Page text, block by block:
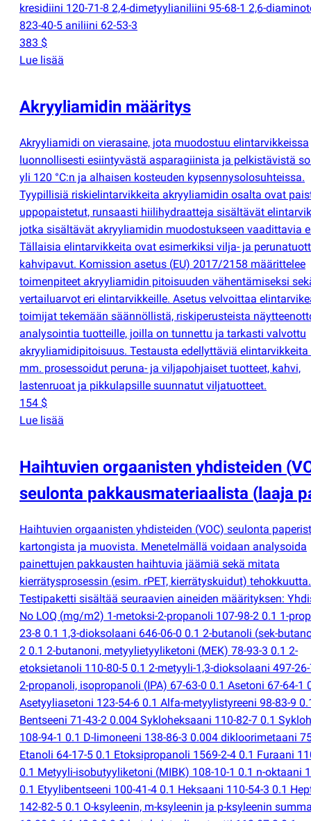
kresidiini 120-71-8 2,4-dimetyylianiliini 95-68-1 2,6-
823-40-5 aniliini 62-53-3
383 $
Lue lisää
Akryyliamidin määritys
Akryyliamidi on vierasaine, jota muodostuu elintarvikkeissa
luonnollisesti esiintyvästä asparagiinista ja pelkistävistä
yli 120 °C:n ja alhaisen kosteuden kypsennysolosuhteissa.
Tyypillisiä riskielintarvikkeita akryyliamidin osalta ovat
uppopaistetut, runsaasti hiilihydraatteja sisältävät
jotka sisältävät akryyliamidin muodostukseen vaadittavia
Tällaisia elintarvikkeita ovat esimerkiksi vilja- ja
kahvipavut. Komission asetus (EU) 2017/2158 määrittelee
toimenpiteet akryyliamidin pitoisuuden vähentämiseksi
vertailuarvot eri elintarvikkeille. Asetus velvoittaa
toimijat tekemään säännöllistä, riskiperusteista
analysointia tuotteille, joilla on tunnettu ja tarkasti valvottu
akryyliamidipitoisuus. Testausta edellyttäviä elintarvikkeita
mm. prosessoidut peruna- ja viljapohjaiset tuotteet, kahvi,
lastenruoat ja pikkulapsille suunnatut viljatuotteet.
154 $
Lue lisää
Haihtuvien orgaanisten yhdisteiden (
seulonta pakkausmateriaalista (laaja
Haihtuvien orgaanisten yhdisteiden (VOC) seulonta
kartongista ja muovista. Menetelmällä voidaan analysoida
painettujen pakkausten haihtuvia jäämiä sekä mitata
kierrätysprosessin (esim. rPET, kierrätyskuidut) tehokkuutta.
Testipaketti sisältää seuraavien aineiden määrityksen:
No LOQ (mg/m2) 1-metoksi-2-propanoli 107-98-2 0.1 1-
23-8 0.1 1,3-dioksolaani 646-06-0 0.1 2-butanoli (sek-
2 0.1 2-butanoni, metyylietyyliketoni (MEK) 78-93-3 0.1 2-
etoksietanoli 110-80-5 0.1 2-metyyli-1,3-dioksolaani 497-
2-propanoli, isopropanoli (IPA) 67-63-0 0.1 Asetoni 67-64-1
Asetyyliasetoni 123-54-6 0.1 Alfa-metyylistyreeni 98-83-9
Bentseeni 71-43-2 0.004 Sykloheksaani 110-82-7 0.1
108-94-1 0.1 D-limoneeni 138-86-3 0.004 dikloorimetaani
Etanoli 64-17-5 0.1 Etoksipropanoli 1569-2-4 0.1 Furaani
0.1 Metyyli-isobutyyliketoni (MIBK) 108-10-1 0.1 n-oktaani
0.1 Etyylibentseeni 100-41-4 0.1 Heksaani 110-54-3 0.1
142-82-5 0.1 O-ksyleenin, m-ksyleenin ja p-ksyleenin